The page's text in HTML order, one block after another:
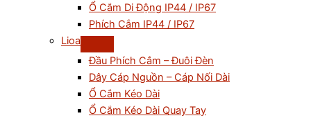
Ổ Cắm Di Động IP44 / IP67
Phích Cắm IP44 / IP67
Lioa
Đầu Phích Cắm – Đuôi Đèn
Dây Cáp Nguồn – Cáp Nối Dài
Ổ Cắm Kéo Dài
Ổ Cắm Kéo Dài Quay Tay